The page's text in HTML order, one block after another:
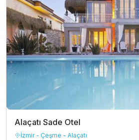
Alaçatı Sade Otel
İzmir - Çeşme - Alaçatı